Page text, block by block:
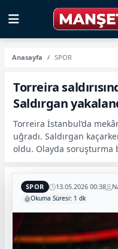
Anasayfa SPOR
Torreira
Saldırgan
Torreira İstanbul’da
uğradı. Saldırgan
oldu. Olayda soruşturma
SPOR 13.05.2026 00:38
Okuma Süresi: 1 dk